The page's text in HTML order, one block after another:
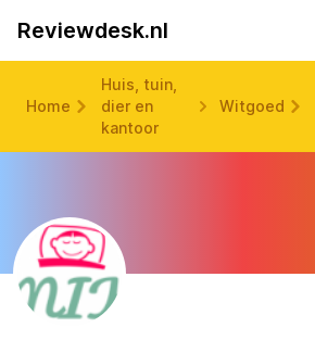
Reviewdesk.nl
Home
Huis, tuin,
dier en
kantoor
Witgoed